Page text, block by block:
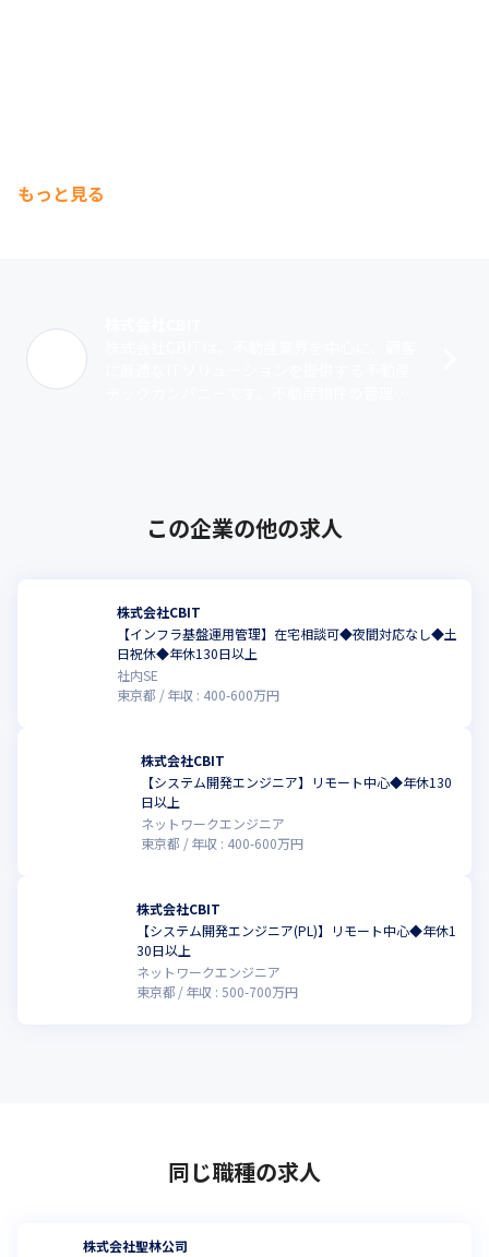
もっと見る
この企業の他の求人
株式会社CBIT
【インフラ基盤運用管理】在宅相談可◆夜間対応なし◆土
日祝休◆年休130日以上
社内SE
東京都
年収 : 400-600万円
株式会社CBIT
【システム開発エンジニア】リモート中心◆年休130
日以上
ネットワークエンジニア
東京都
年収 : 400-600万円
株式会社CBIT
【システム開発エンジニア(PL)】リモート中心◆年休1
30日以上
ネットワークエンジニア
東京都
年収 :500-700万円
同じ職種の求人
株式会社聖林公司